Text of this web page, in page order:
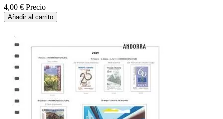
4,00 € Precio
Añadir al carrito